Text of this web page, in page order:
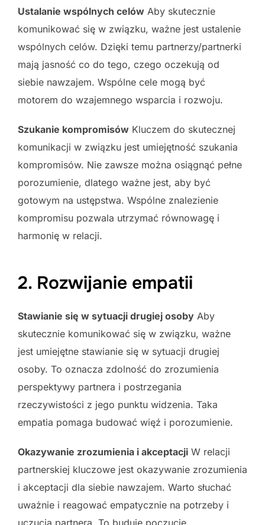
Ustalanie wspólnych celów Aby skutecznie
komunikować się w związku, ważne jest ustalenie
wspólnych celów. Dzięki temu partnerzy/partnerki
mają jasność co do tego, czego oczekują od
siebie nawzajem. Wspólne cele mogą być
motorem do wzajemnego wsparcia i rozwoju.
Szukanie kompromisów Kluczem do skutecznej
komunikacji w związku jest umiejętność szukania
kompromisów. Nie zawsze można osiągnąć pełne
porozumienie, dlatego ważne jest, aby być
gotowym na ustępstwa. Wspólne znalezienie
kompromisu pozwala utrzymać równowagę i
harmonię w relacji.
2. Rozwijanie empatii
Stawianie się w sytuacji drugiej osoby Aby
skutecznie komunikować się w związku, ważne
jest umiejętne stawianie się w sytuacji drugiej
osoby. To oznacza zdolność do zrozumienia
perspektywy partnera i postrzegania
rzeczywistości z jego punktu widzenia. Taka
empatia pomaga budować więź i porozumienie.
Okazywanie zrozumienia i akceptacji W relacji
partnerskiej kluczowe jest okazywanie zrozumienia
i akceptacji dla siebie nawzajem. Warto słuchać
uważnie i reagować empatycznie na potrzeby i
uczucia partnera. To buduje poczucie